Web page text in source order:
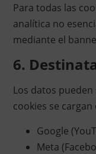
Para todas las
analítica no
mediante el
6.
Los datos
cookies se cargan
Google
Meta